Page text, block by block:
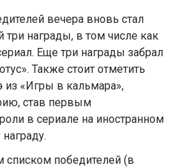
вечера вновь стал
три награды, в том числе как
Еще три награды забрал
Также стоит отметить
«Игры в кальмара»,
став первым
в сериале на иностранном
списком победителей (в